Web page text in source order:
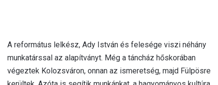
A református lelkész, Ady István és felesége viszi néhány
munkatárssal az alapítványt. Még a táncház hőskorában
végeztek Kolozsváron, onnan az ismeretség, majd Fülpösre